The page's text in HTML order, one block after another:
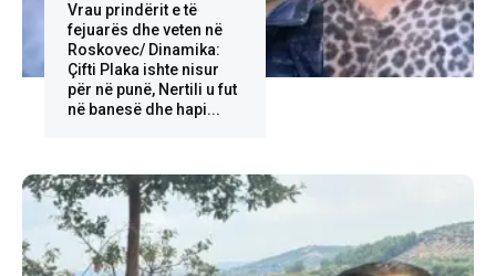
Vrau prindërit e të
fejuarës dhe veten në
Roskovec/ Dinamika:
Çifti Plaka ishte nisur
për në punë, Nertili u fut
në banesë dhe hapi...